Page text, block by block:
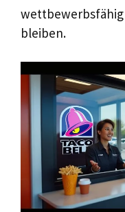
bleiben.